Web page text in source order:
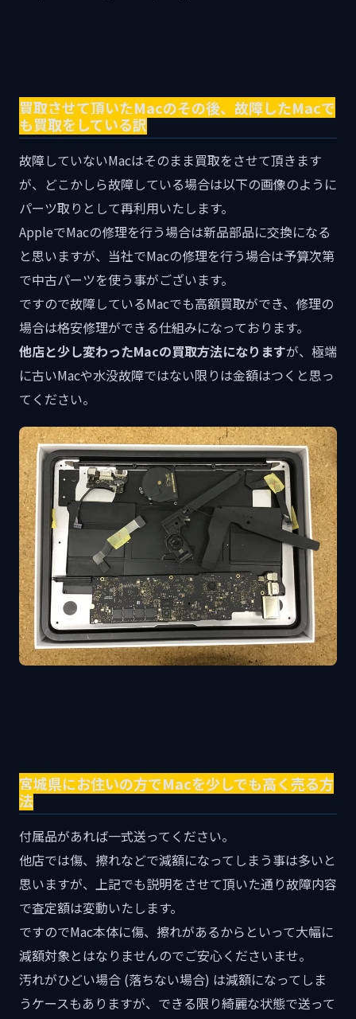
買取させて頂いたMacのその後、故障したMacで
も買取をしている訳
故障していないMacはそのまま買取をさせて頂きます
が、どこかしら故障している場合は以下の画像のように
パーツ取りとして再利用いたします。
AppleでMacの修理を行う場合は新品部品に交換になる
と思いますが、当社でMacの修理を行う場合は予算次第
で中古パーツを使う事がございます。
ですので故障しているMacでも高額買取ができ、修理の
場合は格安修理ができる仕組みになっております。
他店と少し変わったMacの買取方法になりますが、極端
に古いMacや水没故障ではない限りは金額はつくと思っ
てください。
宮城県にお住いの方でMacを少しでも高く売る方
法
付属品があれば一式送ってください。
他店では傷、擦れなどで減額になってしまう事は多いと
思いますが、上記でも説明をさせて頂いた通り故障内容
で査定額は変動いたします。
ですのでMac本体に傷、擦れがあるからといって大幅に
減額対象とはなりませんのでご安心くださいませ。
汚れがひどい場合 (落ちない場合) は減額になってしま
うケースもありますが、できる限り綺麗な状態で送って